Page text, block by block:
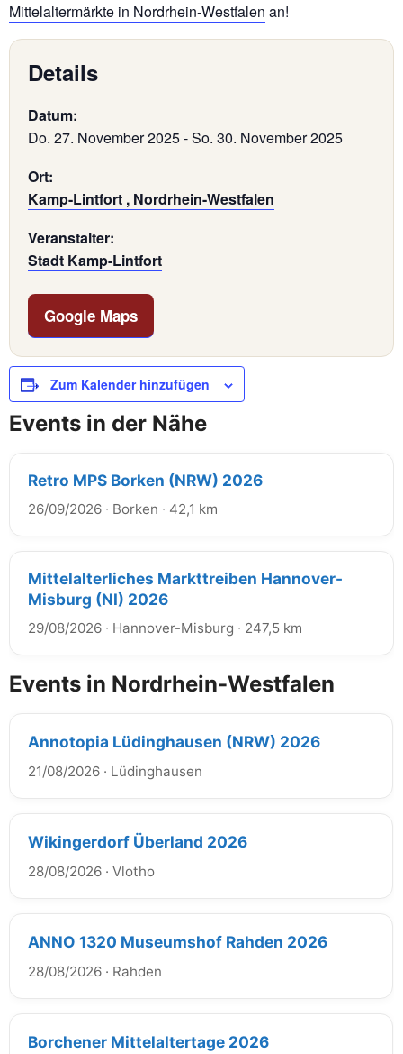
Mittelaltermärkte in Nordrhein-Westfalen an!
Details
Datum:
Do. 27. November 2025-So. 30. November 2025
Ort:
Kamp-Lintfort , Nordrhein-Westfalen
Veranstalter:
Stadt Kamp-Lintfort
Google Maps
Zum Kalender hinzufügen
Events in der Nähe
Retro MPS Borken (NRW) 2026
26/09/2026 · Borken · 42,1 km
Mittelalterliches Markttreiben Hannover-
Misburg (NI) 2026
29/08/2026 · Hannover-Misburg · 247,5 km
Events in Nordrhein-Westfalen
Annotopia Lüdinghausen (NRW) 2026
21/08/2026 · Lüdinghausen
Wikingerdorf Überland 2026
28/08/2026 · Vlotho
ANNO 1320 Museumshof Rahden 2026
28/08/2026 · Rahden
Borchener Mittelaltertage 2026